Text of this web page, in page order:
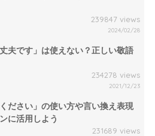
239847 views
2024/02/28
夫です」は使えない？正しい敬語
234278 views
2021/12/23
ださい」の使い方や言い換え表現
に活用しよう
231689 views